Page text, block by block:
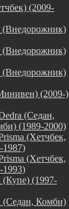
(2009-
(Внедорожник)
(Внедорожник)
(Внедорожник)
(2009-)
(Седан,
(1989-2000)
(Хетчбек,
1987)
(Хетчбек,
1993)
(Купе) (1997-
(Седан, Комби)